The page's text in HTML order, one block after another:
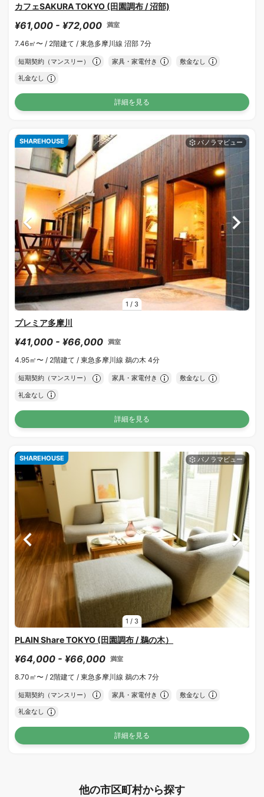
カフェSAKURA TOKYO (田園調布 / 沼部)
¥61,000 - ¥72,000 満室
7.46㎡〜 / 2階建て / 東急多摩川線 沼部 7分
短期契約（マンスリー） 家具・家電付き 敷金なし
礼金なし
詳細を見る
1 / 3
SHAREHOUSE
プレミア多摩川
¥41,000 - ¥66,000 満室
4.95㎡〜 / 2階建て / 東急多摩川線 鵜の木 4分
短期契約（マンスリー） 家具・家電付き 敷金なし
礼金なし
詳細を見る
1 / 3
SHAREHOUSE
PLAIN Share TOKYO (田園調布 / 鵜の木）
¥64,000 - ¥66,000 満室
8.70㎡〜 / 2階建て / 東急多摩川線 鵜の木 7分
短期契約（マンスリー） 家具・家電付き 敷金なし
礼金なし
詳細を見る
他の市区町村から探す